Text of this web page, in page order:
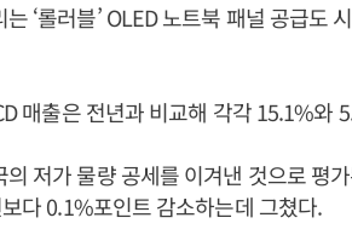
‘롤러블’ OLED 노트북 패널 공급도
매출은 전년과 비교해 각각 15.1%와
저가 물량 공세를 이겨낸 것으로 평
다 0.1%포인트 감소하는데 그쳤다.